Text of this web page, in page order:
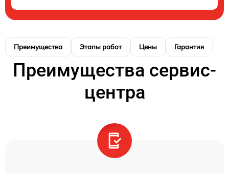
Преимущества Этапы работ Цены Гарантия
Преимущества сервис-
центра